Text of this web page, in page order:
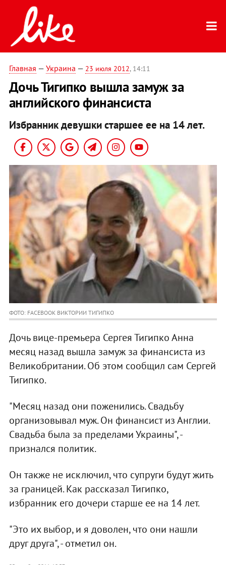
Главная — Украина — 23 июля 2012, 14:11
Дочь Тигипко вышла замуж за
английского финансиста
Избранник девушки старшее ее на 14 лет.
ФОТО: FACEBOOK ВИКТОРИИ ТИГИПКО
Дочь вице-премьера Сергея Тигипко Анна
месяц назад вышла замуж за финансиста из
Великобритании. Об этом сообщил сам Сергей
Тигипко.
"Месяц назад они поженились. Свадьбу
организовывал муж. Он финансист из Англии.
Свадьба была за пределами Украины", -
признался политик.
Он также не исключил, что супруги будут жить
за границей. Как рассказал Тигипко,
избранник его дочери старше ее на 14 лет.
"Это их выбор, и я доволен, что они нашли
друг друга", - отметил он.